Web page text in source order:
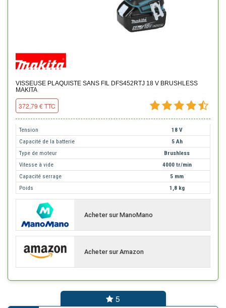
VISSEUSE PLAQUISTE SANS FIL DFS452RTJ 18 V BRUSHLESS
MAKITA
372,79 € TTC
Tension
18 V
Capacité de la batterie
5 Ah
Type de moteur
Brushless
Vitesse à vide
4000 tr/min
Capacité serrage
5 mm
Poids
1,8 kg
Acheter sur ManoMano
Acheter sur Amazon
5